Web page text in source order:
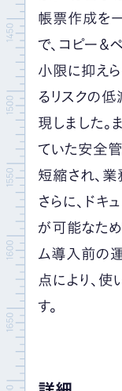
帳票作成を
で、コピー＆
小限に抑え
るリスクの
現しました。
ていた安全
短縮され、
さらに、ド
が可能なた
ム導入前の
点により、
す。